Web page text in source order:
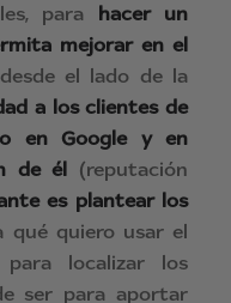
para hacer
un
mejorar en el
el lado de la
a los clientes de
en Google y en
de él (reputación
es plantear los
qué quiero usar el
para localizar los
ser para aportar